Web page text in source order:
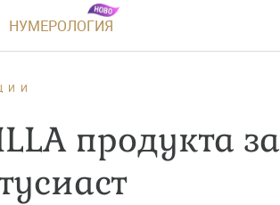
НУМЕРОЛОГИЯ
продукта за